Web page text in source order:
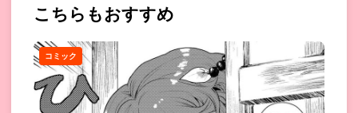
こちらもおすすめ
コミック